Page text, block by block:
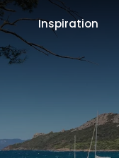
Inspiration